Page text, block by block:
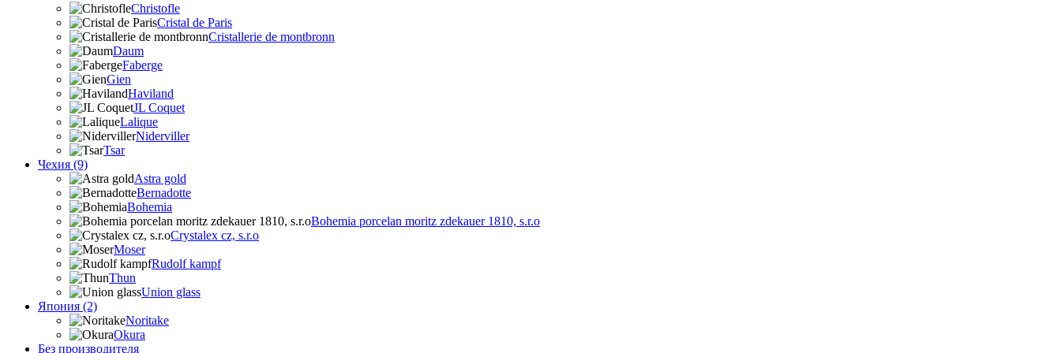
Christofle
Cristal de Paris
Cristallerie de montbronn
Daum
Faberge
Gien
Haviland
JL Coquet
Lalique
Niderviller
Tsar
Чехия (9)
Astra gold
Bernadotte
Bohemia
Bohemia porcelan moritz zdekauer 1810, s.r.o
Crystalex cz, s.r.o
Moser
Rudolf kampf
Thun
Union glass
Япония (2)
Noritake
Okura
Без производителя